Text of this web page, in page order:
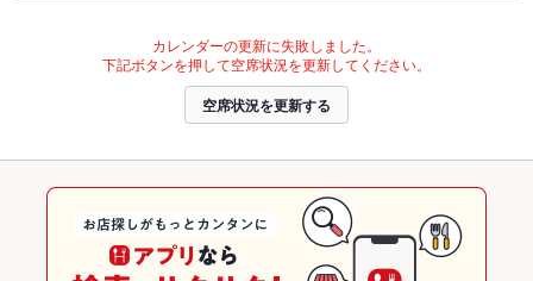
カレンダーの更新に失敗しました。
下記ボタンを押して空席状況を更新してください。
空席状況を更新する